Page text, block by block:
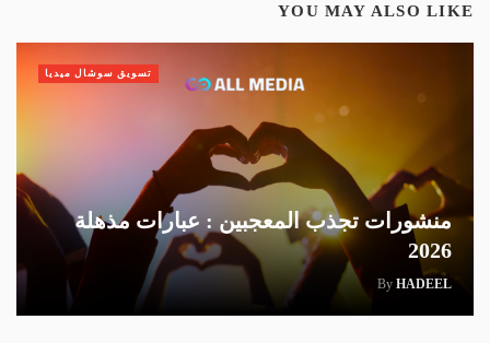
YOU MAY ALSO LIKE
منشورات تجذب المعجبين : عبارات مذهلة
2026
By HADEEL
تسويق سوشال ميديا